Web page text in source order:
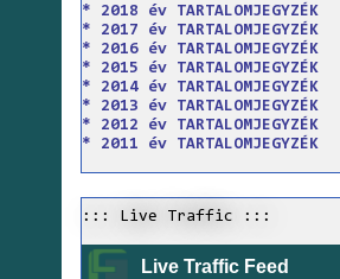
* 2018 év TARTALOMJEGYZÉK
* 2017 év TARTALOMJEGYZÉK
* 2016 év TARTALOMJEGYZÉK
* 2015 év TARTALOMJEGYZÉK
* 2014 év TARTALOMJEGYZÉK
* 2013 év TARTALOMJEGYZÉK
* 2012 év TARTALOMJEGYZÉK
* 2011 év TARTALOMJEGYZÉK
::: Live Traffic :::
Live Traffic Feed